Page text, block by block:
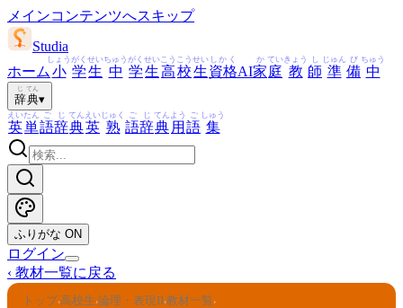
メインコンテンツへスキップ
Studia
ホーム 小
しょう
学
がく
生
せい
中
ちゅう
学
がく
生
せい
高
こう
校
こう
生
せい
資格
しかく
AI家
か
庭
てい
教
きょう
師
し
準
じゅん
備
び
中
ちゅう
辞
じ
典
てん
▾
英
えい
単
たん
語
ご
辞
じ
典
てん
英
えい
熟
じゅく
語
ご
辞
じ
典
てん
用
よう
語
ご
集
しゅう
ふりがな ON
ログイン
‹ 教材一覧に戻る
トップ›高校生›論理・表現II›教材一覧›